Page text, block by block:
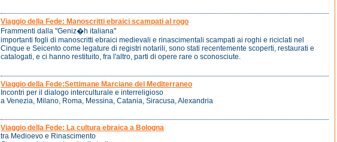
Viaggio della Fede: Manoscritti ebraici scampati al rogo
Frammenti dalla "Geniz�h italiana"
importanti fogli di manoscritti ebraici medievali e rinascimentali scampati ai roghi e riciclati nel
Cinque e Seicento come legature di registri notarili, sono stati recentemente scoperti, restaurati e
catalogati, e ci hanno restituito, fra l'altro, parti di opere rare o sconosciute.
Viaggio della Fede:Settimane Marciane del Mediterraneo
Incontri per il dialogo interculturale e interreligioso
a Venezia, Milano, Roma, Messina, Catania, Siracusa, Alexandria
Viaggio della Fede: La cultura ebraica a Bologna
tra Medioevo e Rinascimento